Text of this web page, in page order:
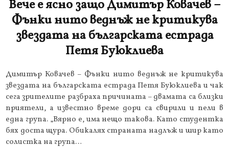
Вече е ясно защо Димитър Ковачев –
Фънки нито веднъж не критикува
звездата на българската естрада
Петя Буюклиева
Димитър Ковачев – Фънки нито веднъж не критикува
звездата на българската естрада Петя Буюклиева и чак
сега зрителите разбраха причината – двамата са близки
приятели, а известно време дори са свирили и пели в
една група. „Вярно е, има нещо такова. Като студентка
бях доста щура. Обикалях страната надлъж и шир като
солистка на група…